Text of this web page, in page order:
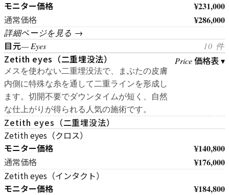
モニター価格 ¥231,000
通常価格 ¥286,000
詳細ページを見る →
目元— Eyes 10 件
Zetith eyes（二重埋没法）
メスを使わない二重埋没法で、まぶたの皮膚
内側に特殊な糸を通して二重ラインを形成し
ます。切開不要でダウンタイムが短く、自然
な仕上がりが得られる人気の施術です。
Price価格表 ▾
Zetith eyes（二重埋没法）
Zetith eyes（クロス）
モニター価格 ¥140,800
通常価格 ¥176,000
Zetith eyes（インタクト）
モニター価格 ¥184,800